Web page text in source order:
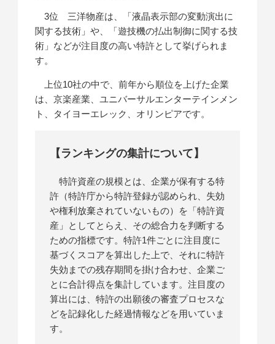
3位 三洋物産は、「液晶表示部の変動演出に
関する技術」や、「遊技機の払出制御に関する技
術」などが注目度の高い特許として挙げられま
す。
上位10社の中で、前年から順位を上げた企業
は、京楽産業、ユニバーサルエンターテインメン
ト、タイヨーエレック、オリンピアです。
【ランキングの集計について】
特許資産の規模とは、企業が保有する特
許（特許庁から特許登録が認められ、失効
や権利放棄されていないもの）を「特許資
産」としてとらえ、その総合力を判断する
ための指標です。特許1件ごとに注目度に
基づくスコアを算出した上で、それに特許
失効までの残存期間を掛け合わせ、企業ご
とに合計得点を集計しています。注目度の
算出には、特許の出願後の審査プロセスな
どを記録化した経過情報などを用いていま
す。